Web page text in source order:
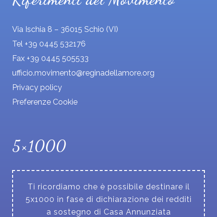
Via Ischia 8 – 36015 Schio (VI)
Tel +39 0445 532176
Fax +39 0445 505533
ufficio.movimento@reginadellamore.org
Privacy policy
Preferenze Cookie
5×1000
Ti ricordiamo che è possibile destinare il
5x1000 in fase di dichiarazione dei redditi
a sostegno di Casa Annunziata